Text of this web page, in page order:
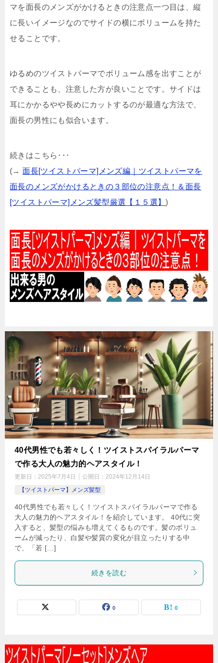
マを面長のメンズがかけるときの注意点一つ目は、縦
に長いイメージなのでサイドの横にボリュームを持た
せることです。
ゆるめのツイストパーマでボリューム感を出すことが
できることも、注意した方が良いことです。サイドは
耳にかかるやや長めにカットするのが最適な方法で、
面長の男性にも似合います。
続きはこちら･･･
(→面長[ツイストパーマ]メンズ編｜ツイストパーマを
面長のメンズがかけるときの３部位の注意点！＆面長
[ツイストパーマ]メンズ髪型厳選【１５選】)
40代男性でも若々しく！ツイストスパイラルパーマ
で作る大人の魅力的ヘアスタイル！
更新日： 2025年7月4日 公開日： 2024年12月14日
【ツイストパーマ】メンズ髪型
40代男性でも若々しく！ツイストスパイラルパーマで作る
大人の魅力的ヘアスタイル！を紹介しています。 40代に突
入すると、髪型の悩みも増えてくるものです。髪のボリュ
ームが減ったり、白髪や髪質の変化が目立ったりする中
で、「若 […]
続きを読む
0 0